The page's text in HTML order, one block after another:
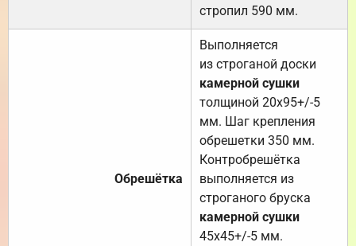
стропил 590 мм.
Обрешётка
Выполняется
из строганой доски
камерной сушки
толщиной 20х95+/-5
мм. Шаг крепления
обрешетки 350 мм.
Контробрешётка
выполняется из
строганого бруска
камерной сушки
45х45+/-5 мм.